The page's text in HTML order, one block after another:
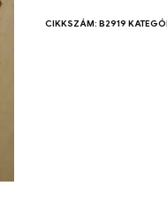
CIKKSZÁM: B2919